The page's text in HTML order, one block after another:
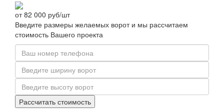
от82 000 руб/шт
Введите размеры желаемых ворот и мы рассчитаем
стоимость Вашего проекта
Рассчитать стоимость